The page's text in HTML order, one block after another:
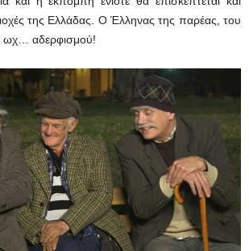
της Ελλάδας. Ο Έλληνας της παρέας, του
ωχ… αδερφισμού!